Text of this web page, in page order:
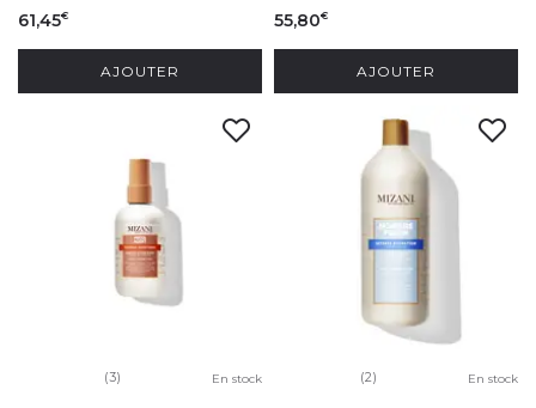
61,45€
AJOUTER
55,80€
AJOUTER
(3) En stock (2) En stock